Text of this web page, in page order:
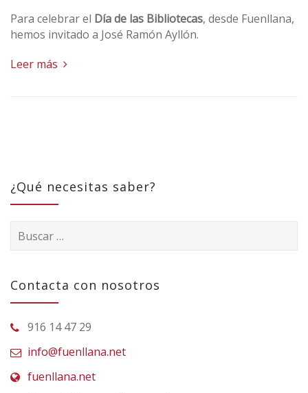
Para celebrar el Día de las Bibliotecas, desde Fuenllana,
hemos invitado a José Ramón Ayllón.
Leer más
¿Qué necesitas saber?
Contacta con nosotros
916 14 47 29
info@fuenllana.net
fuenllana.net